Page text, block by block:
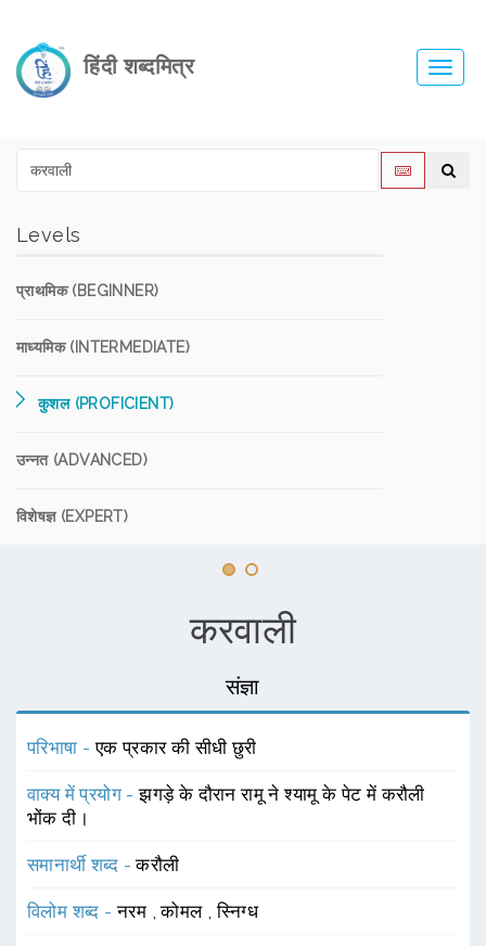
हिंदी शब्दमित्र
Levels
प्राथमिक (BEGINNER)
माध्यमिक (INTERMEDIATE)
कुशल (PROFICIENT)
उन्नत (ADVANCED)
विशेषज्ञ (EXPERT)
करवाली
संज्ञा
परिभाषा -एक प्रकार की सीधी छुरी
वाक्य में प्रयोग -झगड़े के दौरान रामू ने श्यामू के पेट में करौली
भोंक दी।
समानार्थी शब्द -करौली
विलोम शब्द -नरम ,कोमल ,स्निग्ध